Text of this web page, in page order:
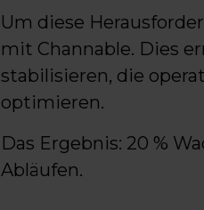
Um diese
mit Channable. Dies
stabilisieren, die
optimieren.
Das Ergebnis: 20 %
Abläufen.